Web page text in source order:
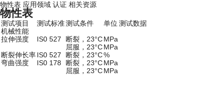
物性表 应用领域 认证 相关资源
物性表
测试项目 测试标准测试条件 单位 测试数据
机械性能
拉伸强度
IS0 527 断裂，23°CMPa
屈服，23°CMPa
断裂伸长率IS0 527 断裂，23°C%
弯曲强度
IS0 178 断裂，23°CMPa
屈服，23°CMPa